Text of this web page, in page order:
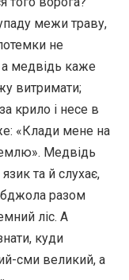
межи траву,
не
медвідь каже
витримати;
крило і несе в
«Клади мене на
Медвідь
та й слухає,
разом
ліс. А
куди
сми великий, а